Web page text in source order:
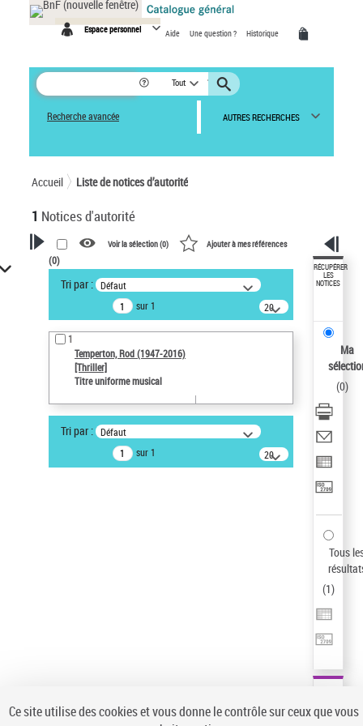
Espace personnel Aide Une question ? Historique
Tout
Recherche avancée AUTRES RECHERCHES
Accueil Liste de notices d’autorité
1 Notices d'autorité
VOTRE RECHERCHE
Recherche avancée dans les
notices d’autorité
Œuvres liées à l'auteur :
Temperton, Rod (1947-2016)
Auteur d’œuvre
Type de notice d'autorité
Voir la sélection (0) Ajouter à mes références
(0)
Tri par : Défaut
sur 1
20
résultats/page
1
Temperton, Rod (1947-2016)
[Thriller]
Titre uniforme musical
Tri par : Défaut
sur 1
20
résultats/page
RÉCUPÉRER
LES
NOTICES
Ma
(0)
Tous
(1)
Panneau de gestion des cookies
Ce site utilise des cookies et vous donne le contrôle sur ceux que vous